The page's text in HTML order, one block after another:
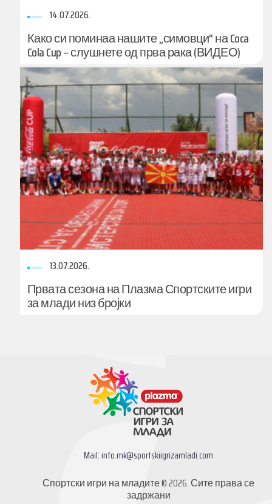
14.07.2026.
Како си поминаа нашите „симовци“ на Coca
Cola Cup – слушнете од прва рака (ВИДЕО)
13.07.2026.
Првата сезона на Плазма Спортските игри
за млади низ бројки
Mail:info.mk@sportskiigrizamladi.com
Спортски игри на младите © 2026. Сите права се
задржани